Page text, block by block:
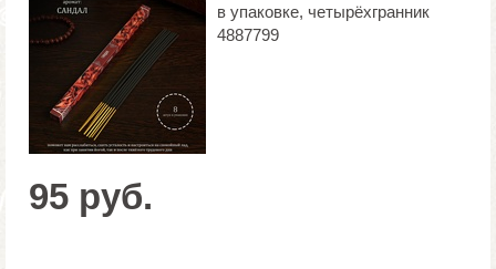
в упаковке, четырёхгранник
4887799
95 руб.